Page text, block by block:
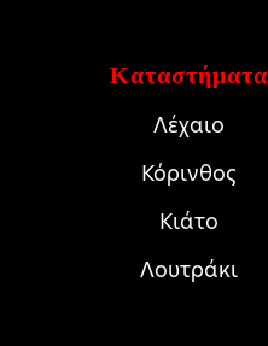
Καταστήματα
Λέχαιο
Κόρινθος
Κιάτο
Λουτράκι